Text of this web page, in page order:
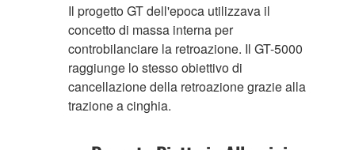
Il progetto GT dell'epoca utilizzava il
concetto di massa interna per
controbilanciare la retroazione. Il GT-5000
raggiunge lo stesso obiettivo di
cancellazione della retroazione grazie alla
trazione a cinghia.